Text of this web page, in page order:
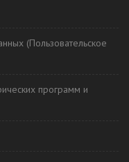
(Пользовательское
программ и